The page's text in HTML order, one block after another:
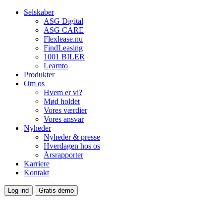
Selskaber
ASG Digital
ASG CARE
Flexlease.nu
FindLeasing
1001 BILER
Learnto
Produkter
Om os
Hvem er vi?
Mød holdet
Vores værdier
Vores ansvar
Nyheder
Nyheder & presse
Hverdagen hos os
Årsrapporter
Karriere
Kontakt
Log ind Gratis demo